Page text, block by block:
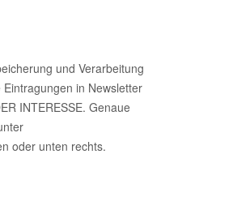
und Verarbeitung
in Newsletter
INTERESSE. Genaue
oder unten rechts.